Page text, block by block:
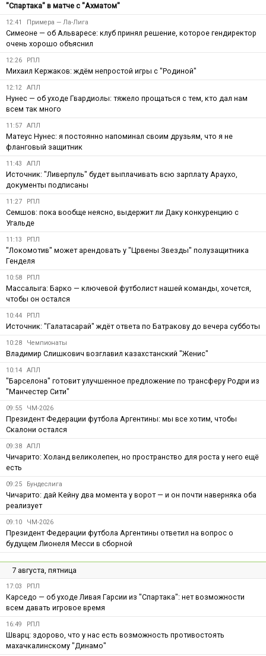
"Спартака" в матче с "Ахматом"
12:41 Примера — Ла-Лига
Симеоне — об Альваресе: клуб принял решение, которое гендиректор
очень хорошо объяснил
12:26 РПЛ
Михаил Кержаков: ждём непростой игры с "Родиной"
12:12 АПЛ
Нунес — об уходе Гвардиолы: тяжело прощаться с тем, кто дал нам
всем так много
11:57 АПЛ
Матеус Нунес: я постоянно напоминал своим друзьям, что я не
фланговый защитник
11:43 АПЛ
Источник: "Ливерпуль" будет выплачивать всю зарплату Араухо,
документы подписаны
11:27 РПЛ
Семшов: пока вообще неясно, выдержит ли Даку конкуренцию с
Угальде
11:13 РПЛ
"Локомотив" может арендовать у "Црвены Звезды" полузащитника
Генделя
10:58 РПЛ
Массалыга: Барко — ключевой футболист нашей команды, хочется,
чтобы он остался
10:44 РПЛ
Источник: "Галатасарай" ждёт ответа по Батракову до вечера субботы
10:28 Чемпионаты
Владимир Слишкович возглавил казахстанский "Женис"
10:14 АПЛ
"Барселона" готовит улучшенное предложение по трансферу Родри из
"Манчестер Сити"
09:55 ЧМ-2026
Президент Федерации футбола Аргентины: мы все хотим, чтобы
Скалони остался
09:38 АПЛ
Чичарито: Холанд великолепен, но пространство для роста у него ещё
есть
09:25 Бундеслига
Чичарито: дай Кейну два момента у ворот — и он почти наверняка оба
реализует
09:10 ЧМ-2026
Президент Федерации футбола Аргентины ответил на вопрос о
будущем Лионеля Месси в сборной
7 августа, пятница
17:03 РПЛ
Карседо — об уходе Ливая Гарсии из "Спартака": нет возможности
всем давать игровое время
16:49 РПЛ
Шварц: здорово, что у нас есть возможность противостоять
махачкалинскому "Динамо"